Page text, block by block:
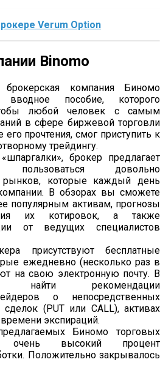
Verum Option
Binomo
компания Биномо
вводное пособие, которого
любой человек с самым
в сфере биржевой торговли
прочтения, смог приступить к
трейдингу.
брокер предлагает
довольно
рынков, которые каждый день
В обзорах вы сможете
популярным активам, прогнозы
их котировок, а также
от ведущих специалистов
присутствуют бесплатные
ежедневно (несколько раз в
на свою электронную почту. В
найти рекомендации
о непосредственных
сделок (PUT или CALL), активах
экспираций.
Биномо торговых
очень высокий процент
Положительно закрывалось